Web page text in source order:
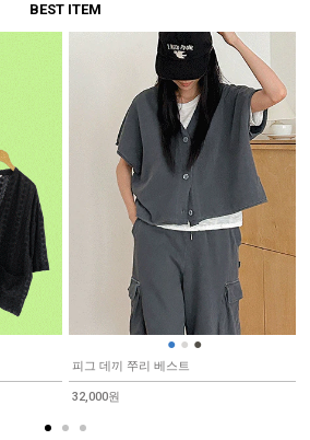
BEST ITEM
0
● ● ●
피그 데끼 쭈리 베스트
32,000원